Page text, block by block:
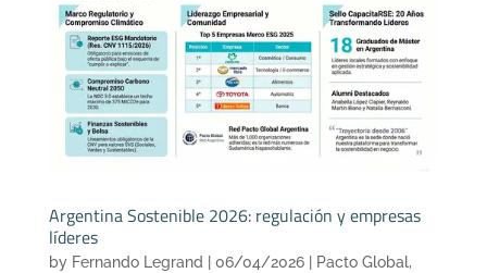
Argentina Sostenible 2026: regulación y empresas
líderes
by Fernando Legrand 06/04/2026| Pacto Global,